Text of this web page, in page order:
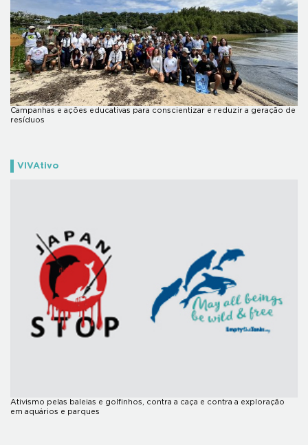
Campanhas e ações educativas para conscientizar e reduzir a geração de
resíduos
VIVAtivo
Ativismo pelas baleias e golfinhos, contra a caça e contra a exploração
em aquários e parques